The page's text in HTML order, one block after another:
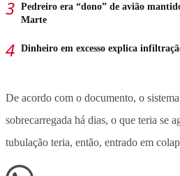
Pedreiro era “dono” de avião
Marte
Dinheiro em excesso explica
De acordo com o documento, o
sobrecarregada há dias, o que teria se
tubulação teria, então, entrado em